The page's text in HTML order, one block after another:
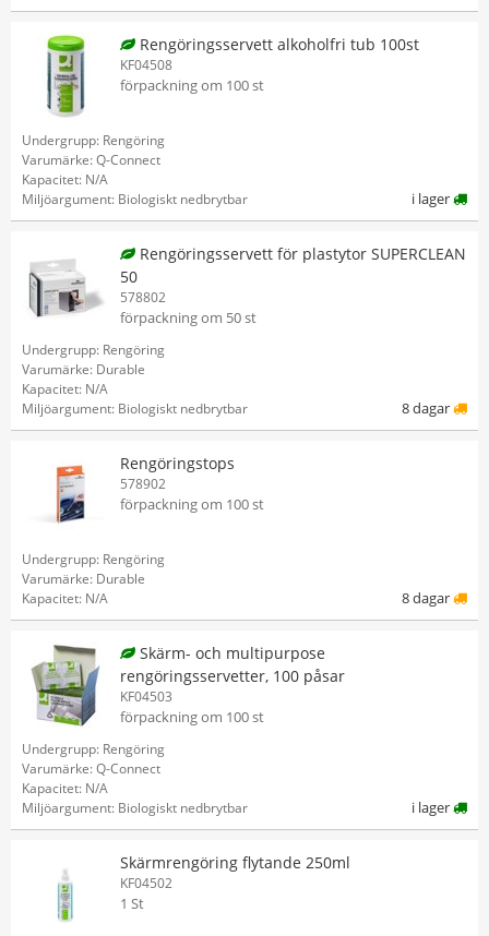
Rengöringsservett alkoholfri tub 100st
KF04508
förpackning om 100 st
Undergrupp: Rengöring
Varumärke: Q-Connect
Kapacitet: N/A
Miljöargument: Biologiskt nedbrytbar
i lager
Rengöringsservett för plastytor SUPERCLEAN
50
578802
förpackning om 50 st
Undergrupp: Rengöring
Varumärke: Durable
Kapacitet: N/A
Miljöargument: Biologiskt nedbrytbar
8 dagar
Rengöringstops
578902
förpackning om 100 st
Undergrupp: Rengöring
Varumärke: Durable
Kapacitet: N/A
8 dagar
Skärm- och multipurpose
rengöringsservetter, 100 påsar
KF04503
förpackning om 100 st
Undergrupp: Rengöring
Varumärke: Q-Connect
Kapacitet: N/A
Miljöargument: Biologiskt nedbrytbar
i lager
Skärmrengöring flytande 250ml
KF04502
1 St